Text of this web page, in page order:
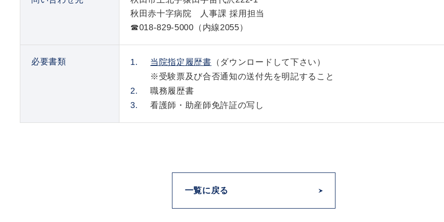
秋田赤十字病院 人事課 採用担当
☎018-829-5000 （内線2055）
必要書類 当院指定履歴書 （ダウンロードして下さい）
※受験票及び合否通知の送付先を明記すること
職務履歴書
看護師・助産師免許証の写し
一覧に戻る